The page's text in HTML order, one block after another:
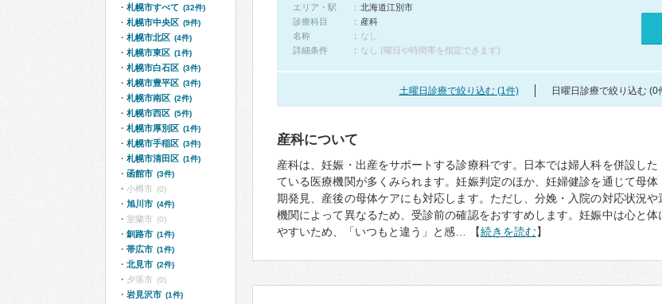
エリア・駅
北海道江別市
診療科目
産科
名称
なし
詳細条件
なし (曜日や時間帯を指定できます)
土曜日診療で絞り込む (1件) 日曜日診療で絞り込む (0
産科について
産科は、妊娠・出産をサポートする診療科です。日本では婦人科を併設し
ている医療機関が多くみられます。妊娠判定のほか、妊婦健診を通じて母
期発見、産後の母体ケアにも対応します。ただし、分娩・入院の対応状況
機関によって異なるため、受診前の確認をおすすめします。妊娠中は心と体
やすいため、「いつもと違う」と感… 【続きを読む】
札幌市すべて (32件)
札幌市中央区 (9件)
札幌市北区 (4件)
札幌市東区 (1件)
札幌市白石区 (3件)
札幌市豊平区 (3件)
札幌市南区 (2件)
札幌市西区 (5件)
札幌市厚別区 (1件)
札幌市手稲区 (3件)
札幌市清田区 (1件)
函館市 (3件)
小樽市 (0)
旭川市 (4件)
室蘭市 (0)
釧路市 (1件)
帯広市 (1件)
北見市 (2件)
夕張市 (0)
岩見沢市 (1件)